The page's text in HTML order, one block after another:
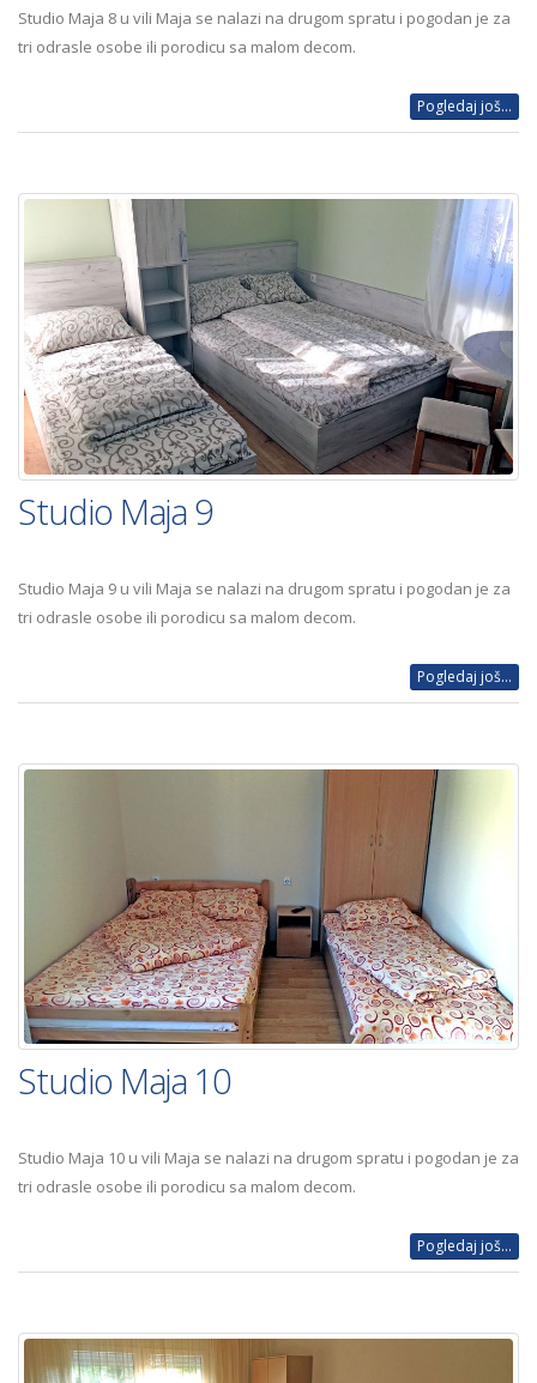
Studio Maja 8 u vili Maja se nalazi na drugom spratu i pogodan je za
tri odrasle osobe ili porodicu sa malom decom.
Pogledaj još...
Studio Maja 9
Studio Maja 9 u vili Maja se nalazi na drugom spratu i pogodan je za
tri odrasle osobe ili porodicu sa malom decom.
Pogledaj još...
Studio Maja 10
Studio Maja 10 u vili Maja se nalazi na drugom spratu i pogodan je za
tri odrasle osobe ili porodicu sa malom decom.
Pogledaj još...